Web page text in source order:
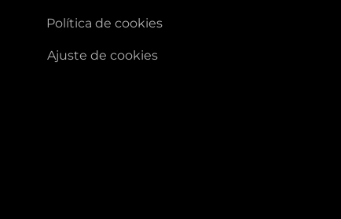
política de cookies
ajuste de cookies